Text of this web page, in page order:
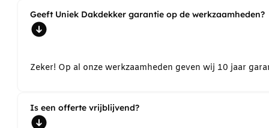
Geeft Uniek Dakdekker garantie op de werkzaamheden?
Zeker! Op al onze werkzaamheden geven wij 10 jaar
Is een offerte vrijblijvend?